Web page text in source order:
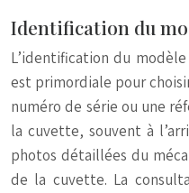
Identification du
L’identification du
est primordiale pour
numéro de série ou une
la cuvette, souvent à
photos détaillées du
de la cuvette. La